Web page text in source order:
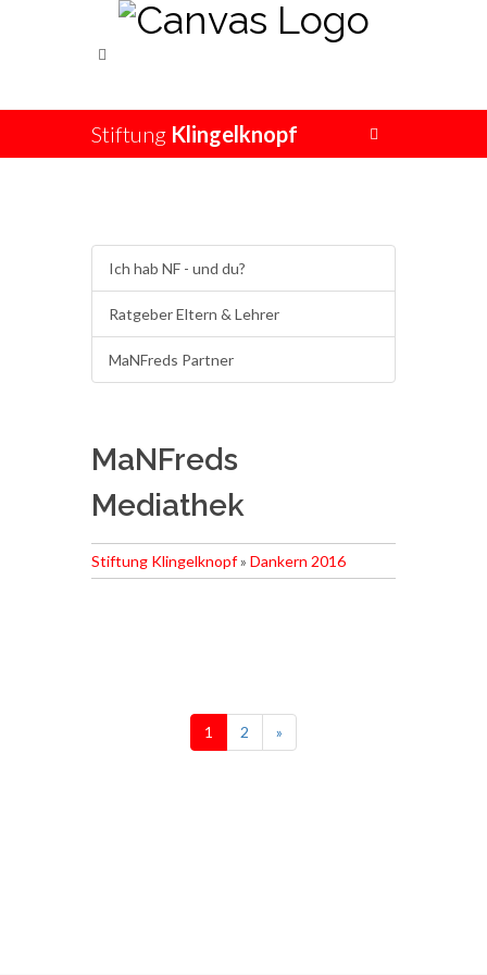
Stiftung Klingelknopf
Ich hab NF - und du?
Ratgeber Eltern & Lehrer
MaNFreds Partner
MaNFreds
Mediathek
Stiftung Klingelknopf» Dankern 2016
1 2 »